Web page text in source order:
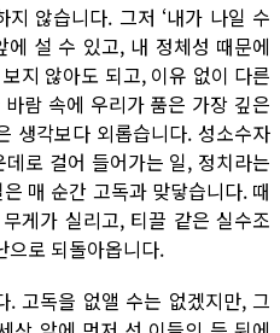
않습니다. 그저 ‘내가 나일 수
설 수 있고, 내 정체성 때문에
지 않아도 되고, 이유 없이 다른
람 속에 우리가 품은 가장 깊은
생각보다 외롭습니다. 성소수자
로 걸어 들어가는 일, 정치라는
매 순간 고독과 맞닿습니다. 때
게가 실리고, 티끌 같은 실수조
으로 되돌아옵니다.
. 고독을 없앨 수는 없겠지만, 그